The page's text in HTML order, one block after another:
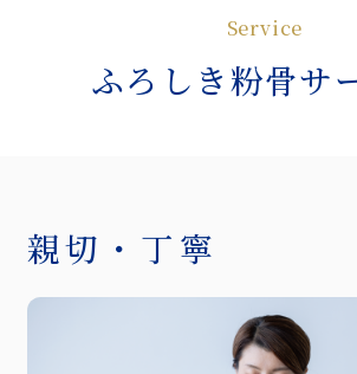
Service
ふろしき粉骨サ
親切・丁寧